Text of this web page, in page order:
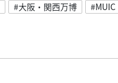
#大阪・関西万博 #MUIC